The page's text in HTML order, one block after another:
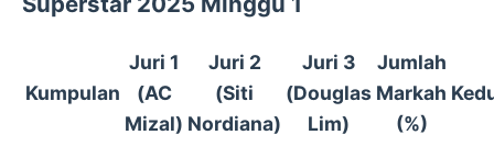
Kumpulan
Juri 1
(AC
Mizal)
Juri 2
(Siti
Nordiana)
Juri 3
(Douglas
Lim)
Jumlah
Markah
(%)